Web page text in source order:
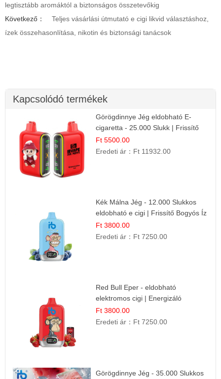
legtisztább aromáktól a biztonságos összetevőkig
Következő：
Teljes vásárlási útmutató e cigi likvid választáshoz,
ízek összehasonlítása, nikotin és biztonsági tanácsok
Kapcsolódó termékek
Görögdinnye Jég eldobható E-
cigaretta - 25.000 Slukk | Frissítő
Nyári Íz
Ft 5500.00
Eredeti ár： Ft 11932.00
Kék Málna Jég - 12.000 Slukkos
eldobható e cigi | Frissítő Bogyós Íz
Ft 3800.00
Eredeti ár： Ft 7250.00
Red Bull Eper - eldobható
elektromos cigi | Energizáló
Gyümölcs Íz
Ft 3800.00
Eredeti ár： Ft 7250.00
Görögdinnye Jég - 35.000 Slukkos